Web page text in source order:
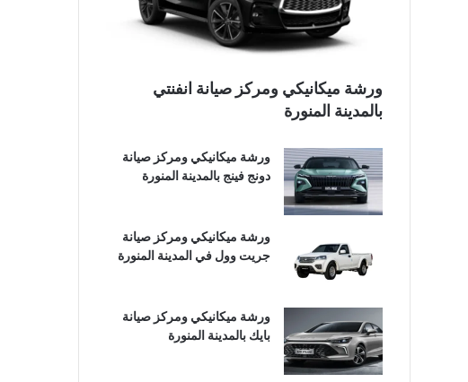
ورشة ميكانيكي ومركز صيانة انفنتي
بالمدينة المنورة
ورشة ميكانيكي ومركز صيانة
دونج فينج بالمدينة المنورة
ورشة ميكانيكي ومركز صيانة
جريت وول في المدينة المنورة
ورشة ميكانيكي ومركز صيانة
بايك بالمدينة المنورة